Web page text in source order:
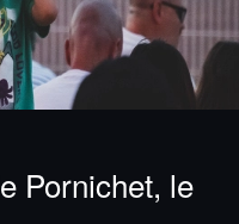
Pornichet, le